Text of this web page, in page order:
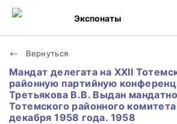
Экспонаты
Вернуться
Мандат делегата на XXII
районную партийную
Третьякова В.В. Выдан
Тотемского районного
декабря 1958 года. 1958